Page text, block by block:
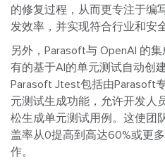
的修复过程，从而更专注于编
发效率，并实现符合行业和安
另外，Parasoft与 OpenAI 的
有的基于AI的单元测试自动创
Parasoft Jtest包括由Parasoft
元测试生成功能，允许开发人
松生成单元测试用例。这使团
盖率从0提高到高达60%或更
作。